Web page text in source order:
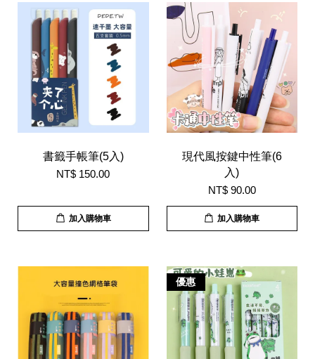
書籤手帳筆(5入)
NT$ 150.00
加入購物車
現代風按鍵中性筆(6
入)
NT$ 90.00
加入購物車
優惠